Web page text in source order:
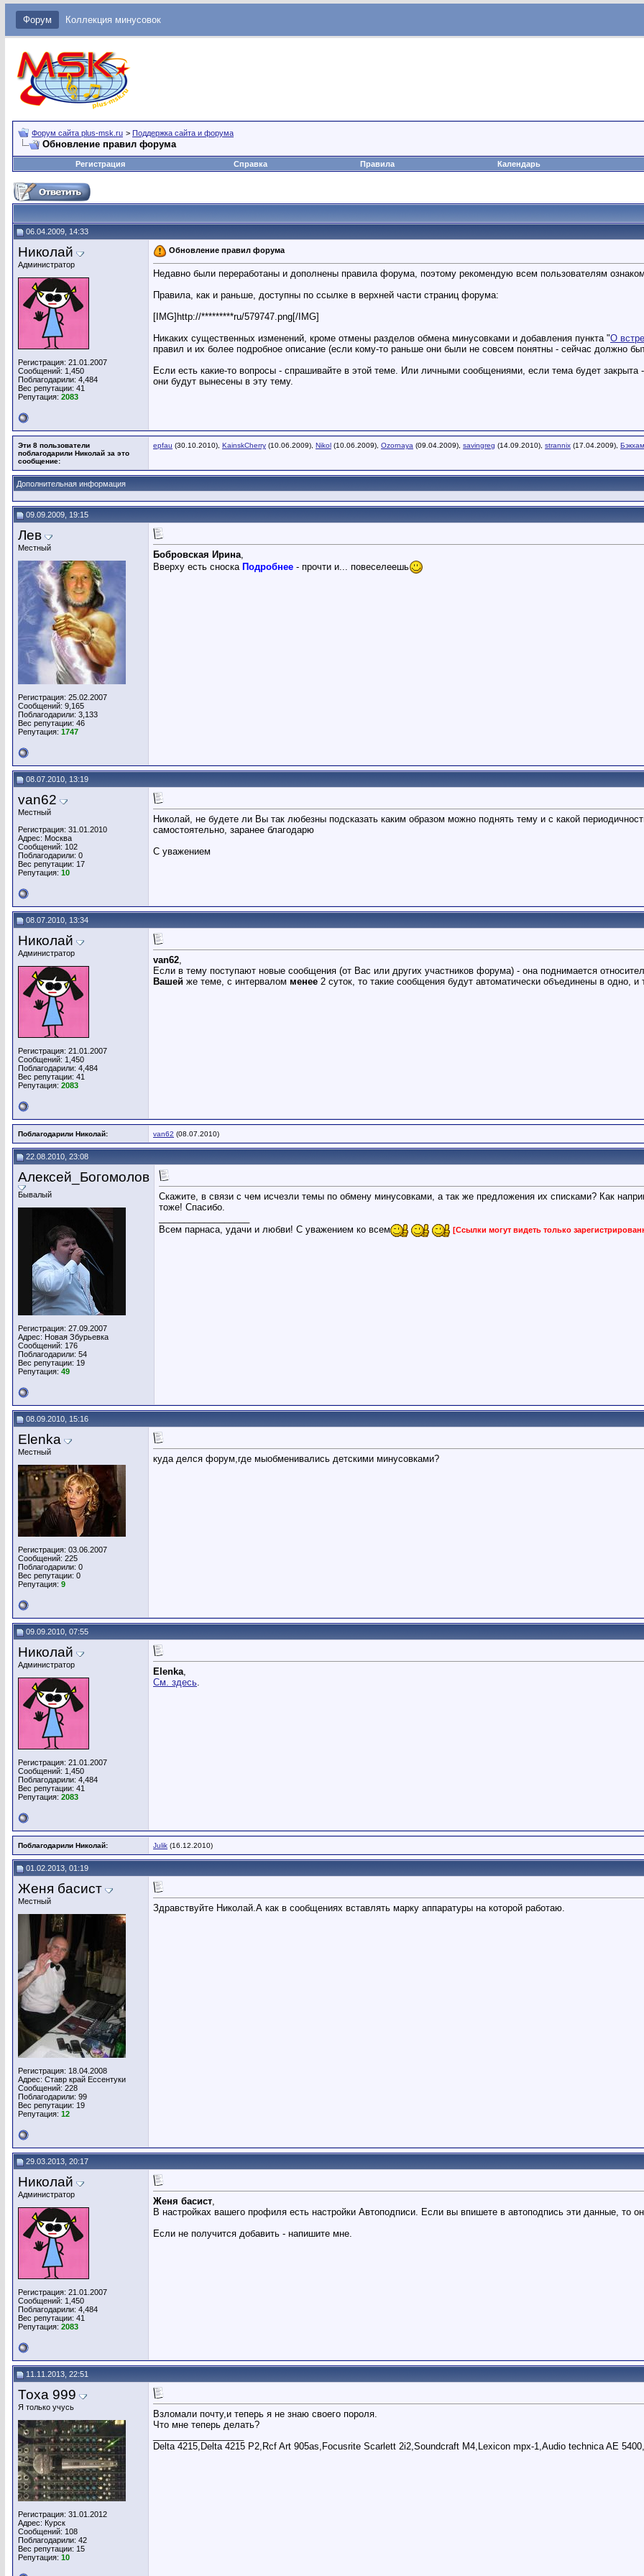
Форум Коллекция минусовок
Форум сайта plus-msk.ru > Поддержка сайта и форума
Обновление правил форума
Регистрация Справка Правила Календарь
06.04.2009, 14:33
Николай
Администратор
Регистрация: 21.01.2007
Сообщений: 1,450
Поблагодарили: 4,484
Вес репутации: 41
Репутация: 2083
Обновление правил форума
Недавно были переработаны и дополнены правила форума, поэтому рекомендую всем пользователям
Правила, как и раньше, доступны по ссылке в верхней части страниц форума:
[IMG]http://*********ru/579747.png[/IMG]
Никаких существенных изменений, кроме отмены разделов обмена минусовками и добавления пункта "О
правил и их более подробное описание (если кому-то раньше они были не совсем понятны - сейчас должно
Если есть какие-то вопросы - спрашивайте в этой теме. Или личными сообщениями, если тема будет
они будут вынесены в эту тему.
Эти 8 пользователи
поблагодарили Николай за это
сообщение:
epfau (30.10.2010), KainskCherry (10.06.2009), Nikol (10.06.2009), Ozornaya (09.04.2009), savingreg (14.09.2010), strannix (17.04.2009), Бэкхам
Дополнительная информация
09.09.2009, 19:15
Лев
Местный
Регистрация: 25.02.2007
Сообщений: 9,165
Поблагодарили: 3,133
Вес репутации: 46
Репутация: 1747
Бобровская Ирина,
Вверху есть сноска Подробнее - прочти и... повеселеешь
08.07.2010, 13:19
van62
Местный
Регистрация: 31.01.2010
Адрес: Москва
Сообщений: 102
Поблагодарили: 0
Вес репутации: 17
Репутация: 10
Николай, не будете ли Вы так любезны подсказать каким образом можно поднять тему и с какой
самостоятельно, заранее благодарю
С уважением
08.07.2010, 13:34
Николай
Администратор
Регистрация: 21.01.2007
Сообщений: 1,450
Поблагодарили: 4,484
Вес репутации: 41
Репутация: 2083
van62,
Если в тему поступают новые сообщения (от Вас или других участников форума) - она поднимается
Вашей же теме, с интервалом менее 2 суток, то такие сообщения будут автоматически объединены в одно,
Поблагодарили Николай: van62 (08.07.2010)
22.08.2010, 23:08
Алексей_Богомолов
Бывалый
Регистрация: 27.09.2007
Адрес: Новая Збурьевка
Сообщений: 176
Поблагодарили: 54
Вес репутации: 19
Репутация: 49
Скажите, в связи с чем исчезли темы по обмену минусовками, а так же предложения их списками? Как
тоже! Спасибо.
Всем парнаса, удачи и любви! С уважением ко всем
[Ссылки могут видеть только
08.09.2010, 15:16
Elenka
Местный
Регистрация: 03.06.2007
Сообщений: 225
Поблагодарили: 0
Вес репутации: 0
Репутация: 9
куда делся форум,где мыобменивались детскими минусовками?
09.09.2010, 07:55
Николай
Администратор
Регистрация: 21.01.2007
Сообщений: 1,450
Поблагодарили: 4,484
Вес репутации: 41
Репутация: 2083
Elenka,
См. здесь.
Поблагодарили Николай: Julik (16.12.2010)
01.02.2013, 01:19
Женя басист
Местный
Регистрация: 18.04.2008
Адрес: Ставр край Ессентуки
Сообщений: 228
Поблагодарили: 99
Вес репутации: 19
Репутация: 12
Здравствуйте Николай.А как в сообщениях вставлять марку аппаратуры на которой работаю.
29.03.2013, 20:17
Николай
Администратор
Регистрация: 21.01.2007
Сообщений: 1,450
Поблагодарили: 4,484
Вес репутации: 41
Репутация: 2083
Женя басист,
В настройках вашего профиля есть настройки Автоподписи. Если вы впишете в автоподпись эти данные, то
Если не получится добавить - напишите мне.
11.11.2013, 22:51
Тоха 999
Я только учусь
Регистрация: 31.01.2012
Адрес: Курск
Сообщений: 108
Поблагодарили: 42
Вес репутации: 15
Репутация: 10
Взломали почту,и теперь я не знаю своего пороля.
Что мне теперь делать?
Delta 4215,Delta 4215 P2,Rcf Art 905as,Focusrite Scarlett 2i2,Soundcraft M4,Lexicon mpx-1,Audio technica AE